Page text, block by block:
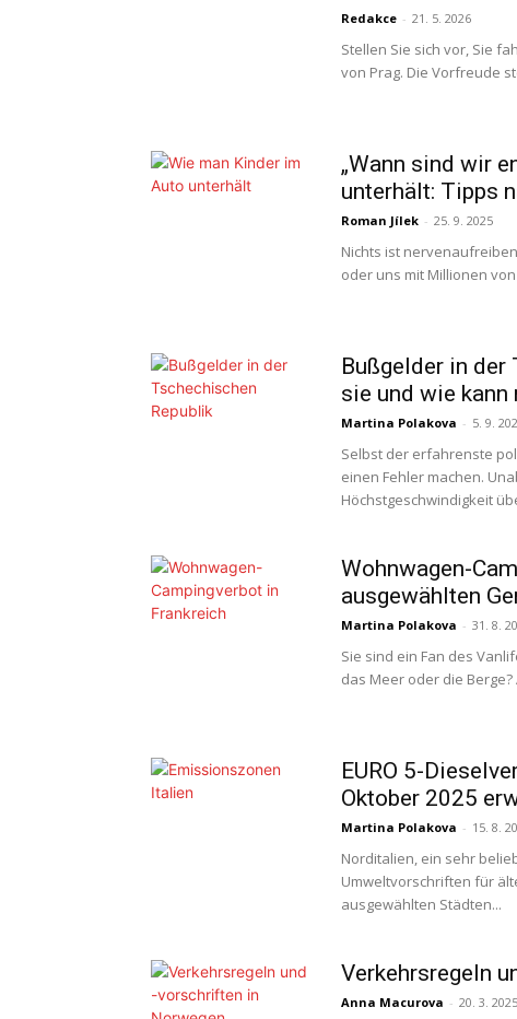
Redakce - 21. 5. 2026
Stellen Sie sich vor, Sie
von Prag. Die Vorfreude
„Wann sind wir
unterhält: Tipps
Roman Jílek - 25. 9. 2025
Nichts ist
oder uns mit Millionen
Bußgelder in der
sie und wie kann
Martina Polakova - 5. 9.
Selbst der erfahrenste
einen Fehler machen.
Höchstgeschwindigkeit
Wohnwagen-
ausgewählten
Martina Polakova - 31. 8.
Sie sind ein Fan des
das Meer oder die Berge?
EURO 5-
Oktober 2025
Martina Polakova - 15. 8.
Norditalien, ein sehr
Umweltvorschriften für
ausgewählten Städten...
Verkehrsregeln
Anna Macurova - 20. 3. 2025